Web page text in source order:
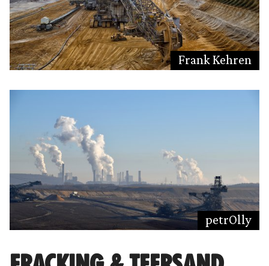
Frank Kehren
petrOlly